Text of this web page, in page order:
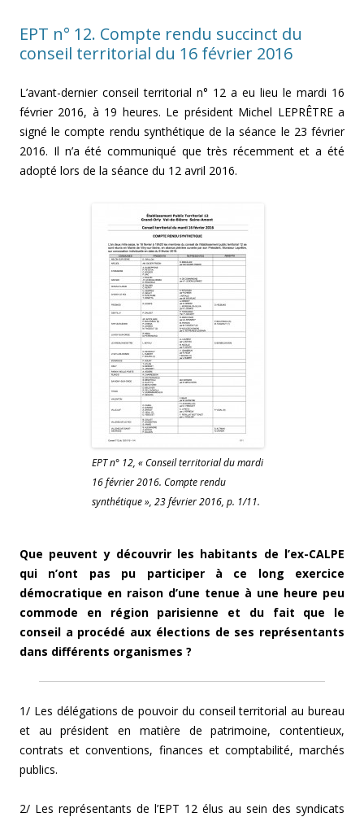
EPT n° 12. Compte rendu succinct du
conseil territorial du 16 février 2016
L’avant-dernier conseil territorial n° 12 a eu lieu le mardi 16
février 2016, à 19 heures. Le président Michel LEPRÊTRE a
signé le compte rendu synthétique de la séance le 23 février
2016. Il n’a été communiqué que très récemment et a été
adopté lors de la séance du 12 avril 2016.
EPT n° 12, « Conseil territorial du mardi
16 février 2016. Compte rendu
synthétique », 23 février 2016, p. 1/11.
Que peuvent y découvrir les habitants de l’ex-CALPE
qui n’ont pas pu participer à ce long exercice
démocratique en raison d’une tenue à une heure peu
commode en région parisienne et du fait que le
conseil a procédé aux élections de ses représentants
dans différents organismes ?
1/ Les délégations de pouvoir du conseil territorial au bureau
et au président en matière de patrimoine, contentieux,
contrats et conventions, finances et comptabilité, marchés
publics.
2/ Les représentants de l’EPT 12 élus au sein des syndicats